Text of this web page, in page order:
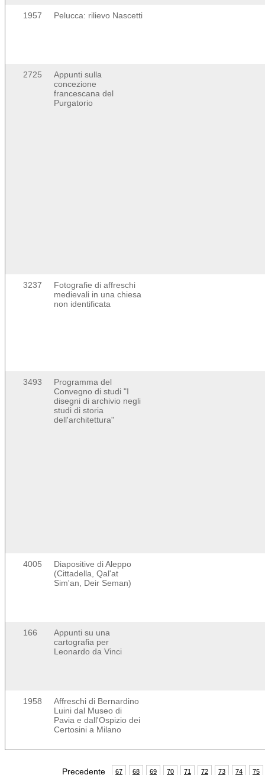
1957 Pelucca: rilievo Nascetti
2725
Appunti sulla
concezione
francescana del
Purgatorio
3237
Fotografie di affreschi
medievali in una chiesa
non identificata
3493
Programma del
Convegno di studi "I
disegni di archivio negli
studi di storia
dell'architettura"
4005
Diapositive di Aleppo
(Cittadella, Qal'at
Sim'an, Deir Seman)
166
Appunti su una
cartografia per
Leonardo da Vinci
1958
Affreschi di Bernardino
Luini dal Museo di
Pavia e dall'Ospizio dei
Certosini a Milano
Precedente 67 68 69 70 71 72 73 74 75